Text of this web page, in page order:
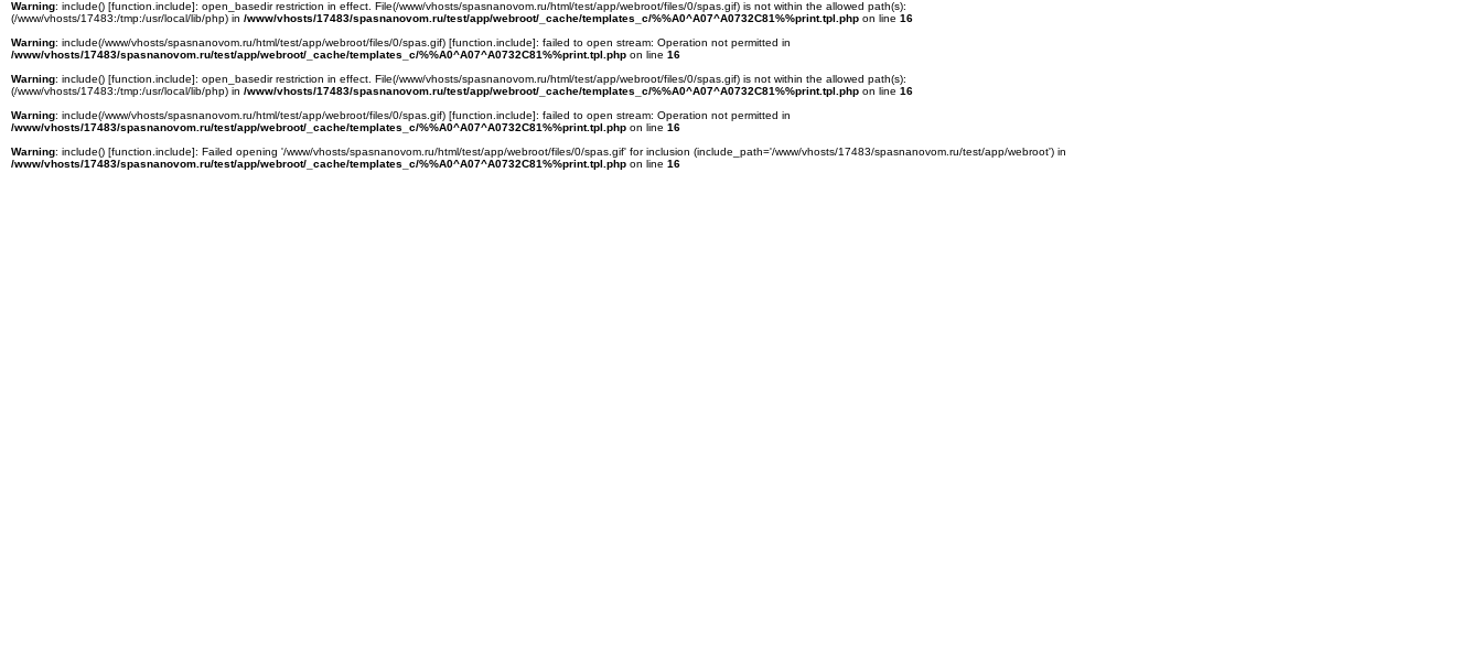
Warning: include() [function.include]: open_basedir restriction in effect. File(/www/vhosts/spasnanovom.ru/html/test/app/webroot/files/0/spas.gif) is not within the allowed path(s):
(/www/vhosts/17483:/tmp:/usr/local/lib/php) in /www/vhosts/17483/spasnanovom.ru/test/app/webroot/_cache/templates_c/%%A0^A07^A0732C81%%print.tpl.php on line 16
Warning: include(/www/vhosts/spasnanovom.ru/html/test/app/webroot/files/0/spas.gif) [function.include]: failed to open stream: Operation not permitted in
/www/vhosts/17483/spasnanovom.ru/test/app/webroot/_cache/templates_c/%%A0^A07^A0732C81%%print.tpl.php on line 16
Warning: include() [function.include]: open_basedir restriction in effect. File(/www/vhosts/spasnanovom.ru/html/test/app/webroot/files/0/spas.gif) is not within the allowed path(s):
(/www/vhosts/17483:/tmp:/usr/local/lib/php) in /www/vhosts/17483/spasnanovom.ru/test/app/webroot/_cache/templates_c/%%A0^A07^A0732C81%%print.tpl.php on line 16
Warning: include(/www/vhosts/spasnanovom.ru/html/test/app/webroot/files/0/spas.gif) [function.include]: failed to open stream: Operation not permitted in
/www/vhosts/17483/spasnanovom.ru/test/app/webroot/_cache/templates_c/%%A0^A07^A0732C81%%print.tpl.php on line 16
Warning: include() [function.include]: Failed opening '/www/vhosts/spasnanovom.ru/html/test/app/webroot/files/0/spas.gif' for inclusion (include_path='/www/vhosts/17483/spasnanovom.ru/test/app/webroot') in
/www/vhosts/17483/spasnanovom.ru/test/app/webroot/_cache/templates_c/%%A0^A07^A0732C81%%print.tpl.php on line 16